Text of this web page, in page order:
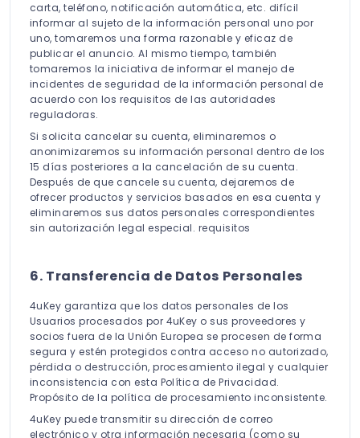
carta, teléfono, notificación automática, etc. difícil
informar al sujeto de la información personal uno por
uno, tomaremos una forma razonable y eficaz de
publicar el anuncio. Al mismo tiempo, también
tomaremos la iniciativa de informar el manejo de
incidentes de seguridad de la información personal de
acuerdo con los requisitos de las autoridades
reguladoras.
Si solicita cancelar su cuenta, eliminaremos o
anonimizaremos su información personal dentro de los
15 días posteriores a la cancelación de su cuenta.
Después de que cancele su cuenta, dejaremos de
ofrecer productos y servicios basados en esa cuenta y
eliminaremos sus datos personales correspondientes
sin autorización legal especial. requisitos
6. Transferencia de Datos Personales
4uKey garantiza que los datos personales de los
Usuarios procesados por 4uKey o sus proveedores y
socios fuera de la Unión Europea se procesen de forma
segura y estén protegidos contra acceso no autorizado,
pérdida o destrucción, procesamiento ilegal y cualquier
inconsistencia con esta Política de Privacidad.
Propósito de la política de procesamiento inconsistente.
4uKey puede transmitir su dirección de correo
electrónico y otra información necesaria (como su